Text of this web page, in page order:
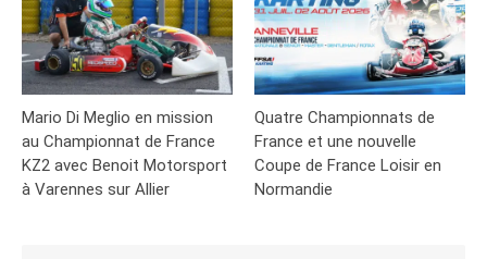
Mario Di Meglio en mission
au Championnat de France
KZ2 avec Benoit Motorsport
à Varennes sur Allier
Quatre Championnats de
France et une nouvelle
Coupe de France Loisir en
Normandie